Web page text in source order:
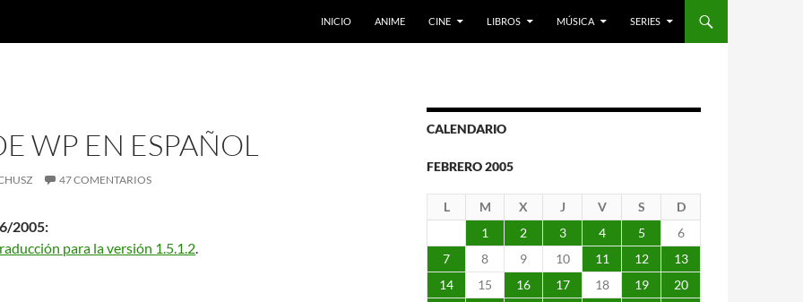
INICIO ANIME CINE LIBROS MÚSICA SERIES
WP EN ESPAÑOL
47 COMENTARIOS
2005:
para la versión 1.5.1.2.
CALENDARIO
FEBRERO 2005
L M X J V S
D
1
2 3 4 5
6
7
8 9 10 11 12
13
14
15 16 17 18 19
20